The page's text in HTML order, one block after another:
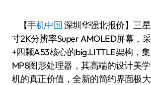
【手机中国深圳华强北报价】三
寸2K分辨率Super AMOLED屏幕，
+四颗A53核心的big.LITTLE架构，
MP8图形处理器，其高端的设计美
机的真正价值，全新的简约界面极